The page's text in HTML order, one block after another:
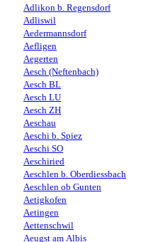
Adlikon b. Regensdorf
Adliswil
Aedermannsdorf
Aefligen
Aegerten
Aesch (Neftenbach)
Aesch BL
Aesch LU
Aesch ZH
Aeschau
Aeschi b. Spiez
Aeschi SO
Aeschiried
Aeschlen b. Oberdiessbach
Aeschlen ob Gunten
Aetigkofen
Aetingen
Aettenschwil
Aeugst am Albis